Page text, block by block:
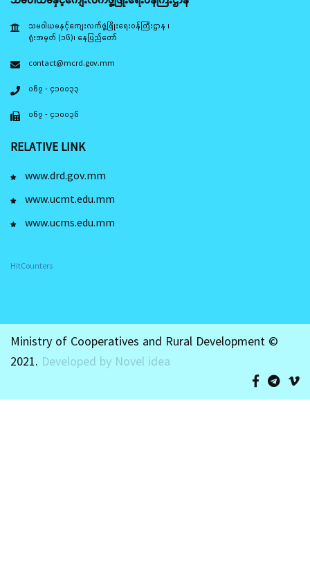
သမဝါယမနှင့်ကျေးလက်ဖွံ့ဖြိုးရေးဝန်ကြီးဌာန ၊
ရုံးအမှတ် (၁၆)၊ နေပြည်တော်
contact@mcrd.gov.mm
၀၆၇ - ၄၁၀၀၃၃
၀၆၇ - ၄၁၀၀၃၆
RELATIVE LINK
www.drd.gov.mm
www.ucmt.edu.mm
www.ucms.edu.mm
HitCounters
Ministry of Cooperatives and Rural Development ©
2021. Developed by Novel idea